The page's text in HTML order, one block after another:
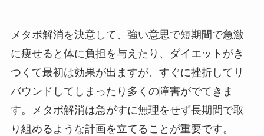
メタボ解消を決意して、強い意思で短期間で急激
に痩せると体に負担を与えたり、ダイエットがき
つくて最初は効果が出ますが、すぐに挫折してリ
バウンドしてしまったり多くの障害がでてきま
す。メタボ解消は急がすに無理をせず長期間で取
り組めるような計画を立てることが重要です。